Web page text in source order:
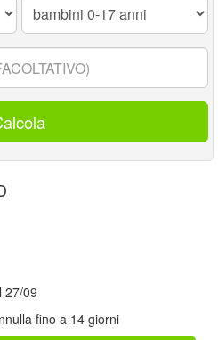
17
27/09
fino a 14 giorni